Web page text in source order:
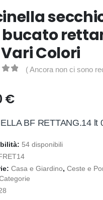
Colori
( Ancora non ci sono
€
BF RETTANG.14 lt
54 disponibili
Casa e Giardino,Ceste e